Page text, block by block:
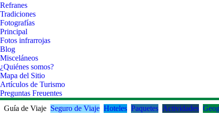
Refranes
Tradiciones
Fotografías
Principal
Fotos infrarrojas
Blog
Misceláneos
¿Quiénes somos?
Mapa del Sitio
Artículos de Turismo
Preguntas Freuentes
Guía de Viaje Seguro de Viaje Hoteles Paquetes Actividades